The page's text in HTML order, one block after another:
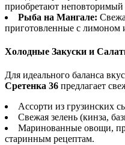
приобретают
Рыба на Мангале:
приготовленные с лимоном
Холодные Закуски и
Для идеального баланса
Сретенка 36 предлагает
Ассорти из грузинских
Свежая зелень (кинза,
Маринованные овощи,
старинным рецептам.